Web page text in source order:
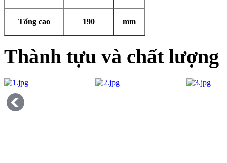
Tổng cao 190 mm
Thành tựu và chất lượng